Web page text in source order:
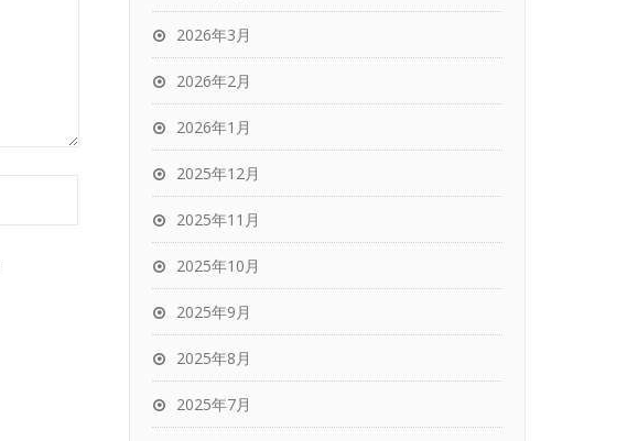
2026年3月
2026年2月
2026年1月
2025年12月
2025年11月
2025年10月
2025年9月
2025年8月
2025年7月